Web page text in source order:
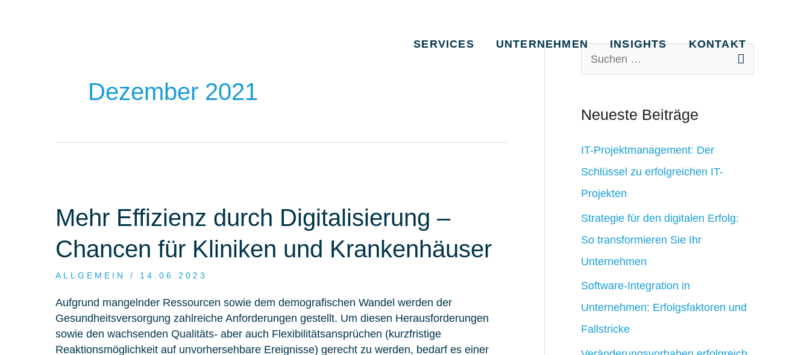
SERVICES UNTERNEHMEN INSIGHTS KONTAKT
Dezember 2021
Mehr Effizienz durch Digitalisierung –
Chancen für Kliniken und Krankenhäuser
ALLGEMEIN / 14.06.2023
Aufgrund mangelnder Ressourcen sowie dem demografischen Wandel werden der
Gesundheitsversorgung zahlreiche Anforderungen gestellt. Um diesen Herausforderungen
sowie den wachsenden Qualitäts- aber auch Flexibilitätsansprüchen (kurzfristige
Reaktionsmöglichkeit auf unvorhersehbare Ereignisse) gerecht zu werden, bedarf es einer
c
e
n
n
a
c
h
:
Neueste Beiträge
IT-Projektmanagement: Der
Schlüssel zu erfolgreichen IT-
Projekten
Strategie für den digitalen Erfolg:
So transformieren Sie Ihr
Unternehmen
Software-Integration in
Unternehmen: Erfolgsfaktoren und
Fallstricke